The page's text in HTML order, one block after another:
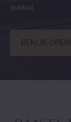
winkel.